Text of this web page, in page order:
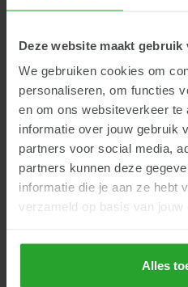
Deze website maakt gebruik
We gebruiken cookies om
personaliseren, om functies
en om ons websiteverkeer
informatie over jouw gebruik
partners voor social media,
partners kunnen deze
informatie die je aan ze hebt
verzameld op basis van jouw
Alles
Meer weten?
Meer weten over CCM en wat
bedrijf? Lees er alles over op
paginaof neem contact op met
varkensspecialisten.
Terug